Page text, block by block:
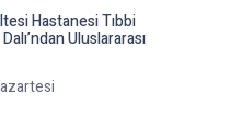
Hastanesi Tıbbi
Uluslararası